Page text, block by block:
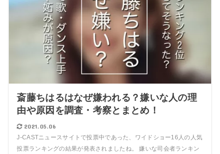
斎藤ちはるはなぜ嫌われる？嫌いな人の理
由や原因を調査・考察とまとめ！
2021.05.06
J-CASTニュースサイトで投票中であった、ワイドショー16人の人気
投票ランキングの結果が発表されましたね。 嫌いな司会者ランキン